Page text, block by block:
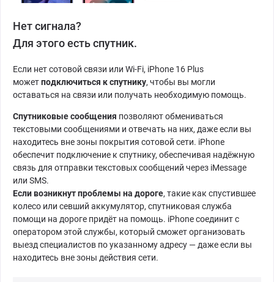
Нет сигнала?
Для этого есть спутник.
Если нет сотовой связи или Wi-Fi, iPhone 16 Plus
можетподключиться к спутнику, чтобы вы могли
оставаться на связи или получать необходимую помощь.
Спутниковые сообщения позволяют обмениваться
текстовыми сообщениями и отвечать на них, даже если вы
находитесь вне зоны покрытия сотовой сети. iPhone
обеспечит подключение к спутнику, обеспечивая надёжную
связь для отправки текстовых сообщений через iMessage
или SMS.
Если возникнут проблемы на дороге, такие как спустившее
колесо или севший аккумулятор, спутниковая служба
помощи на дороге придёт на помощь. iPhone соединит с
оператором этой службы, который сможет организовать
выезд специалистов по указанному адресу — даже если вы
находитесь вне зоны действия сети.